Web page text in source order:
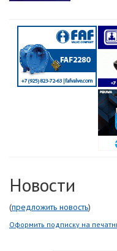
Новости
(предложить новость)
Оформить подписку на